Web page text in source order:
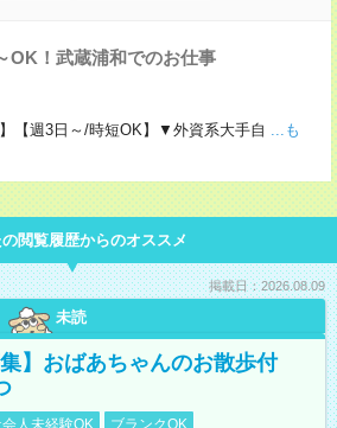
OK！武蔵浦和でのお仕事
【週3日～/時短OK】▼外資系大手自 ...も
閲覧履歴からのオススメ
掲載日：2026.08.09
未読
】おばあちゃんのお散歩付
人未経験OK
ブランクOK